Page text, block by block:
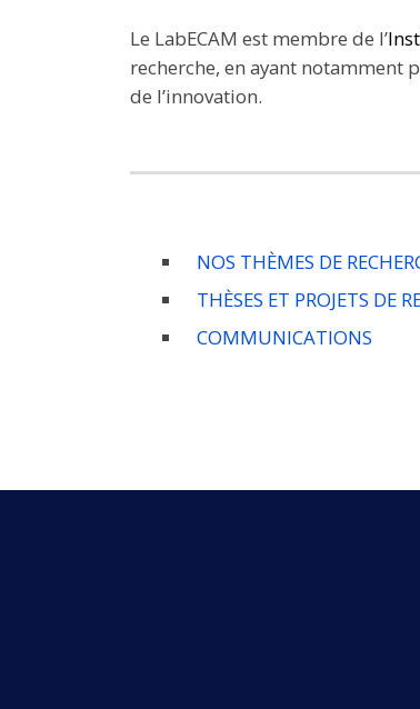
Le LabECAM est membre de l’
recherche, en ayant
de l’innovation.
NOS THÈMES DE
THÈSES ET PROJETS DE
COMMUNICATIONS